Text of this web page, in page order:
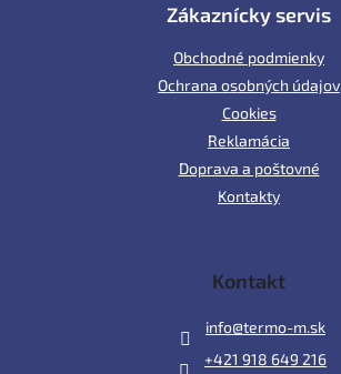
Zákaznícky servis
Obchodné podmienky
Ochrana osobných údajov
Cookies
Reklamácia
Doprava a poštovné
Kontakty
Kontakt
info@termo-m.sk
+421 918 649 216